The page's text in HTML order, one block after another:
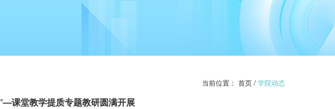
当前位置： 首页 / 学院动态
课堂教学提质专题教研圆满开展